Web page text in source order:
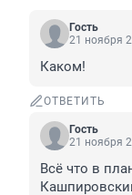
Гость
21 ноября
Каком!
ОТВЕТИТЬ
Гость
21 ноября
Всё что в